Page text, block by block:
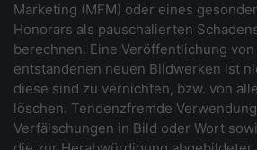
Marketing (MFM) oder eines
Honorars als pauschalierten
berechnen. Eine Veröffentlichung
entstandenen neuen Bildwerken ist
diese sind zu vernichten, bzw. von
löschen. Tendenzfremde
Verfälschungen in Bild oder Wort